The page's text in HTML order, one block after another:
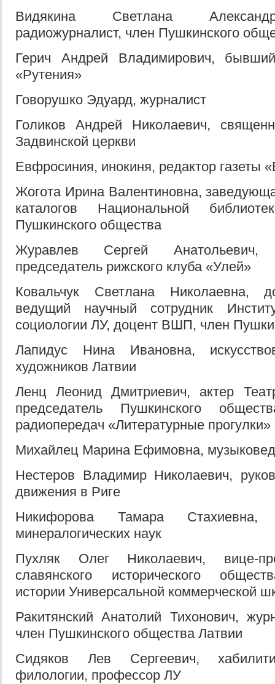
Видякина Светлана
радиожурналист, член Пушкинского
Герич Андрей Владимирович,
«Рутения»
Говорушко Эдуард, журналист
Голиков Андрей Николаевич,
Задвинской церкви
Евфросиния, инокиня, редактор газеты
Жогота Ирина Валентиновна,
каталогов Национальной
Пушкинского общества
Журавлев Сергей Анатольевич,
председатель рижского клуба «Улей»
Ковальчук Светлана Николаевна,
ведущий научный сотрудник
социологии ЛУ, доцент ВШП, член
Лапидус Нина Ивановна,
художников Латвии
Ленц Леонид Дмитриевич, актер
председатель Пушкинского
радиопередач «Литературные прогулки»
Михайлец Марина Ефимовна, музыковед
Нестеров Владимир Николаевич,
движения в Риге
Никифорова Тамара Стахиевна,
минералогических наук
Пухляк Олег Николаевич, вице-
славянского исторического
истории Универсальной коммерческой
Ракитянский Анатолий Тихонович,
член Пушкинского общества Латвии
Сидяков Лев Сергеевич,
филологии, профессор ЛУ